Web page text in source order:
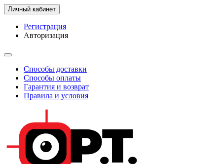
Личный кабинет
Регистрация
Авторизация
Способы доставки
Способы оплаты
Гарантия и возврат
Правила и условия